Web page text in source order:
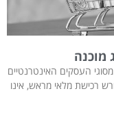
מוכנה
העסקים האינטרנטיים
רכישת מלאי מראש, אינו